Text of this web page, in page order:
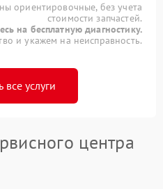
ориентировочные, без учета
стоимости запчастей.
на бесплатную диагностику.
и укажем на неисправность.
все услуги
центра